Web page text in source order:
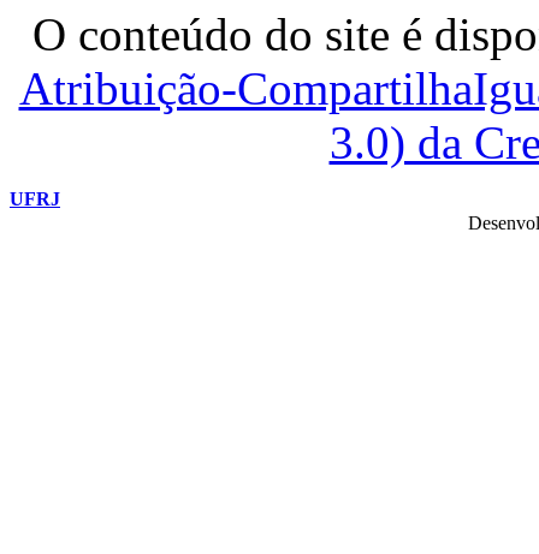
O conteúdo do site é
Atribuição-
3.0) da
UFRJ